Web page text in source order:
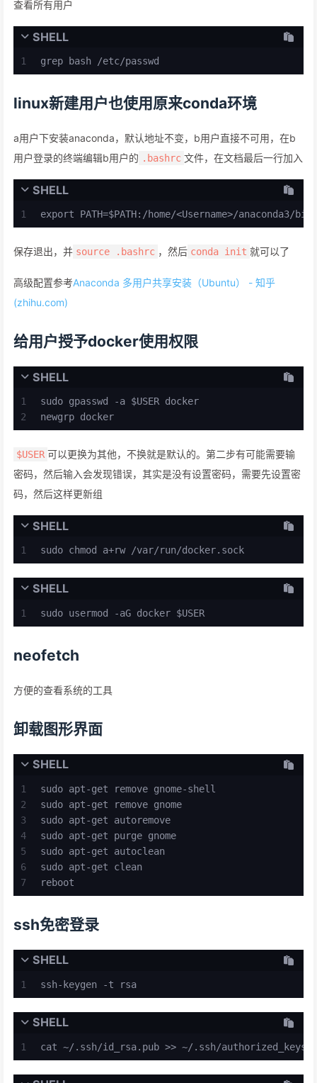
查看所有用户
SHELL
1 grep bash /etc/passwd
linux新建用户也使用原来conda环境
a用户下安装anaconda，默认地址不变，b用户直接不可用，在b
用户登录的终端编辑b用户的 .bashrc 文件，在文档最后一行加入
SHELL
1 export PATH=$PATH:/home/<Username>/anaconda3/bin
保存退出，并 source .bashrc ，然后 conda init 就可以了
高级配置参考Anaconda 多用户共享安装（Ubuntu） - 知乎
(zhihu.com)
给用户授予docker使用权限
SHELL
1
2
sudo gpasswd -a $USER docker
newgrp docker
$USER 可以更换为其他，不换就是默认的。第二步有可能需要输
密码，然后输入会发现错误，其实是没有设置密码，需要先设置密
码，然后这样更新组
SHELL
1 sudo chmod a+rw /var/run/docker.sock
SHELL
1 sudo usermod -aG docker $USER
neofetch
方便的查看系统的工具
卸载图形界面
SHELL
1
2
3
4
5
6
7
sudo apt-get remove gnome-shell
sudo apt-get remove gnome
sudo apt-get autoremove
sudo apt-get purge gnome
sudo apt-get autoclean
sudo apt-get clean
reboot
ssh免密登录
SHELL
1 ssh-keygen -t rsa
SHELL
1 cat ~/.ssh/id_rsa.pub >> ~/.ssh/authorized_keys